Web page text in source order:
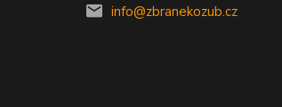
info@zbranekozub.cz